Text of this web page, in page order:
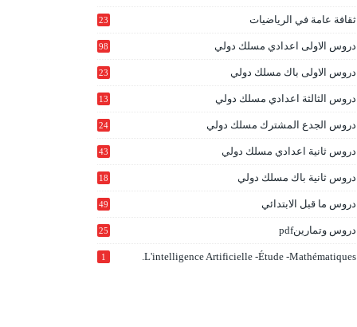
ثقافة عامة في الرياضيات 23
دروس الاولى اعدادي مسلك دولي 98
دروس الاولى باك مسلك دولي
23
دروس الثالثة اعدادي مسلك دولي
13
دروس الجدع المشترك مسلك دولي
24
دروس ثانية اعدادي مسلك دولي 43
دروس ثانية باك مسلك دولي
18
دروس ما قبل الابتدائي 49
دروس وتمارينpdf 25
L'intelligence Artificielle -étude -mathématiques.
1